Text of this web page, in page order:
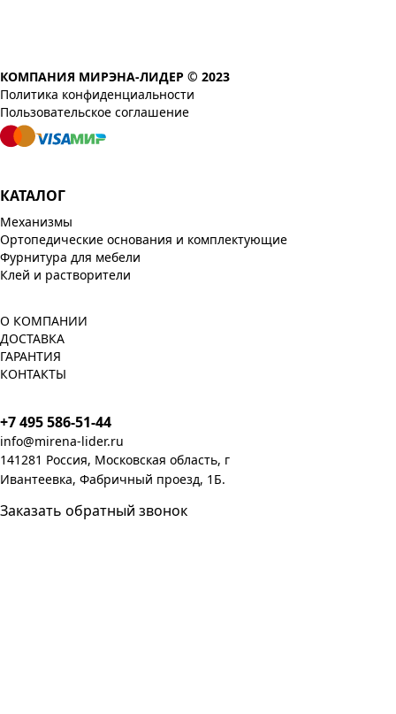
КОМПАНИЯ МИРЭНА-ЛИДЕР © 2023
Политика конфиденциальности
Пользовательское соглашение
КАТАЛОГ
Механизмы
Ортопедические основания и комплектующие
Фурнитура для мебели
Клей и растворители
О КОМПАНИИ
ДОСТАВКА
ГАРАНТИЯ
КОНТАКТЫ
+7 495 586-51-44
info@mirena-lider.ru
141281 Россия, Московская область, г
Ивантеевка, Фабричный проезд, 1Б.
Заказать обратный звонок